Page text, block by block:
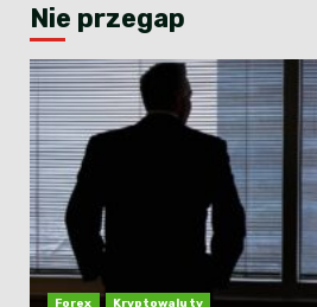
Nie przegap
Forex Kryptowaluty